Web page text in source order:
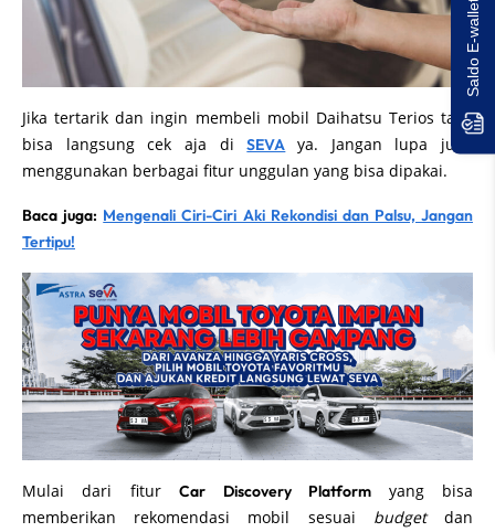
Jika tertarik dan ingin membeli mobil Daihatsu Terios tadi,
bisa langsung cek aja diSEVA
ya. Jangan lupa juga
menggunakan berbagai fitur unggulan yang bisa dipakai.
Baca juga: Mengenali Ciri-Ciri Aki Rekondisi dan Palsu, Jangan
Tertipu!
Mulai dari fiturCar Discovery Platform yang bisa
memberikan rekomendasi mobil sesuai budgetdan